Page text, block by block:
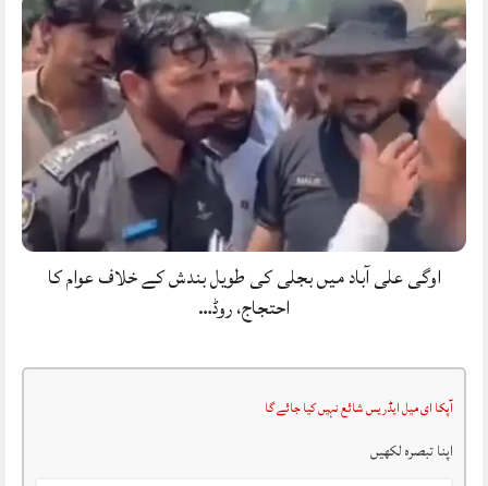
اوگی علی آباد میں بجلی کی طویل بندش کے خلاف عوام کا
احتجاج، روڈ…
آپکا ای میل ایڈریس شائع نہیں کیا جائے گا
اپنا تبصرہ لکھیں